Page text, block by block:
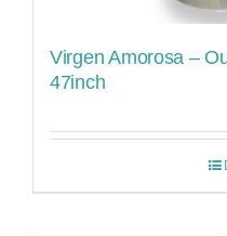
Virgen Amorosa –
47inch